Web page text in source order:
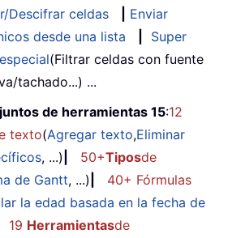
Descifrar celdas
Enviar
desde una lista
Super
(Filtrar celdas con fuente
tachado...) ...
de herramientas 15:12
texto(Agregar texto,Eliminar
, ...) 50+Tiposde
de Gantt, ...)
40+ Fórmulas
la edad basada en la fecha de
19 Herramientasde